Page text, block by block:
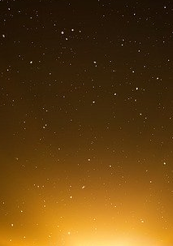
toujours dans
au moyen orient,
en revanche les
[…]
de la
de criminels de
tenu par des
de Clearstream
auteurs de
cité dans
Robert dans le